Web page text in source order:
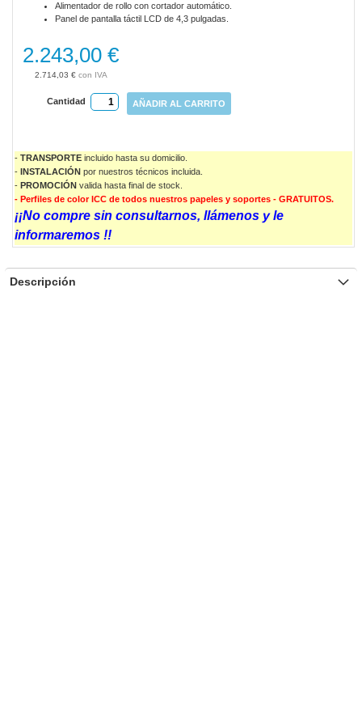
Alimentador de rollo con cortador automático.
Panel de pantalla táctil LCD de 4,3 pulgadas.
2.714,03 €
2.243,00 €
Cantidad AÑADIR AL CARRITO
- TRANSPORTE incluido hasta su domicilio.
-
INSTALACIÓN por nuestros técnicos incluida.
- PROMOCIÓN valida hasta final de stock.
- Perfiles de color ICC de todos nuestros papeles y soportes - GRATUITOS.
¡¡No compre sin consultarnos, llámenos y le
informaremos !!
Descripción